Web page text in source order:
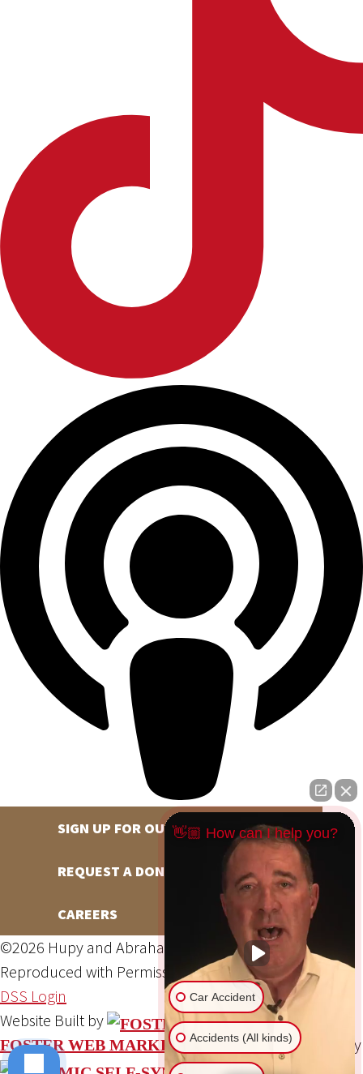
SIGN UP FOR OUR NEWSLETTER
REQUEST A DONATION
CAREERS
©2026 Hupy and Abraham, S.C., All Rights Reserved,
Reproduced with PermissionPrivacy Policy Site Map
DSS Login
Website Built by
FOSTER WEB MARKETING Website Powered By
👋🏼 How can I help you?
Car Accident
Accidents (All kinds)